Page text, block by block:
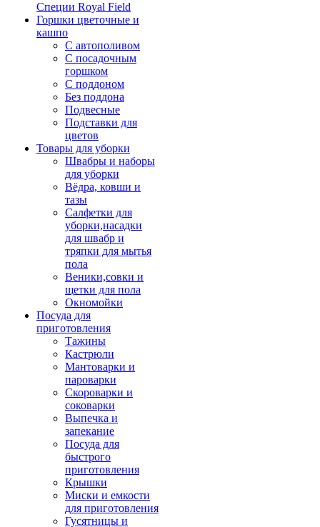
Специи Royal Field
Горшки цветочные и
кашпо
С автополивом
С посадочным
горшком
С поддоном
Без поддона
Подвесные
Подставки для
цветов
Товары для уборки
Швабры и наборы
для уборки
Вёдра, ковши и
тазы
Салфетки для
уборки,насадки
для швабр и
тряпки для мытья
пола
Веники,совки и
щетки для пола
Окномойки
Посуда для
приготовления
Тажины
Кастрюли
Мантоварки и
пароварки
Скороварки и
соковарки
Выпечка и
запекание
Посуда для
быстрого
приготовления
Крышки
Миски и емкости
для приготовления
Гусятницы и